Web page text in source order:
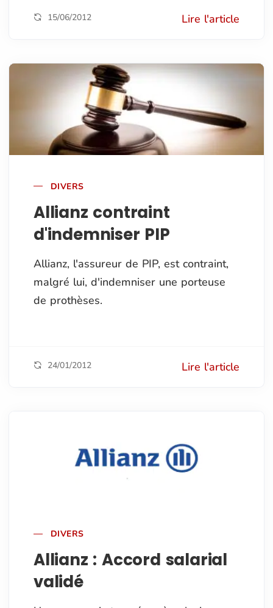
15/06/2012 Lire l'article
DIVERS
Allianz contraint
d'indemniser PIP
Allianz, l'assureur de PIP, est contraint,
malgré lui, d'indemniser une porteuse
de prothèses.
24/01/2012 Lire l'article
DIVERS
Allianz : Accord salarial
validé